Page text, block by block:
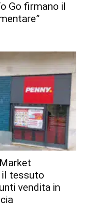
Go firmano il
il tessuto
vendita in